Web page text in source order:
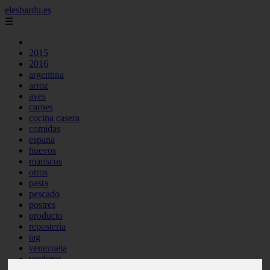
elesbardu.es
☰
2015
2016
argentina
arroz
aves
carnes
cocina casera
comidas
espana
huevos
mariscos
otros
pasta
pescado
postres
producto
reposteria
tag
venezuela
verduras